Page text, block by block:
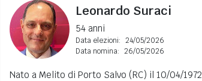
Leonardo Suraci
54 anni
Data elezioni: 24/05/2026
Data nomina: 26/05/2026
Nato a Melito di Porto Salvo (RC) il 10/04/1972